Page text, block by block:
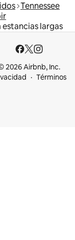
Tennessee
largas
2026 Airbnb, Inc.
Términos